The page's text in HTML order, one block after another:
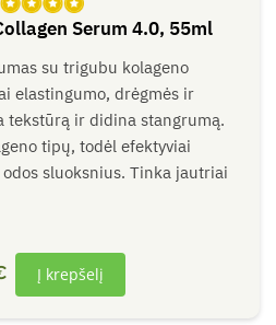
5iš 5
Serum 4.0, 55ml
su trigubu kolageno
elastingumo, drėgmės ir
tekstūrą ir didina stangrumą.
tipų, todėl efektyviai
sluoksnius. Tinka jautriai
Į krepšelį